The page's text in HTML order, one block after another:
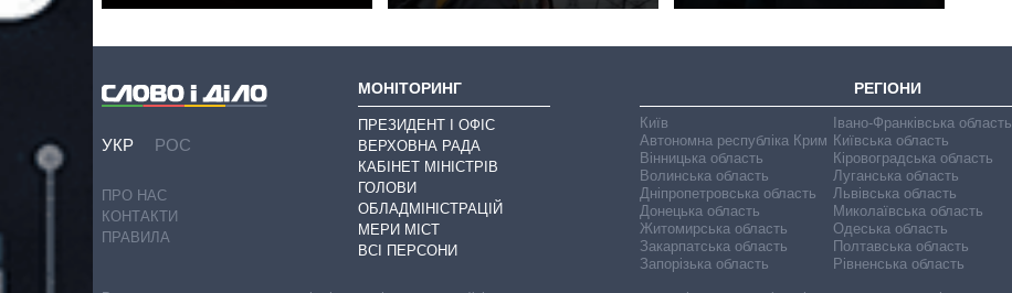
УКР РОС
ПРО НАС
КОНТАКТИ
ПРАВИЛА
МОНІТОРИНГ
ПРЕЗИДЕНТ І ОФІС
ВЕРХОВНА РАДА
КАБІНЕТ МІНІСТРІВ
ГОЛОВИ
ОБЛАДМІНІСТРАЦІЙ
МЕРИ МІСТ
ВСІ ПЕРСОНИ
РЕГІОНИ
Київ
Автономна республіка Крим
Вінницька область
Волинська область
Дніпропетровська область
Донецька область
Житомирська область
Закарпатська область
Запорізька область
Івано-Франківська область
Київська область
Кіровоградська область
Луганська область
Львівська область
Миколаївська область
Одеська область
Полтавська область
Рівненська область